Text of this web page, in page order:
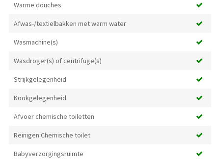
Warme douches
Afwas-/textielbakken met warm water
Wasmachine(s)
Wasdroger(s) of centrifuge(s)
Strijkgelegenheid
Kookgelegenheid
Afvoer chemische toiletten
Reinigen Chemische toilet
Babyverzorgingsruimte